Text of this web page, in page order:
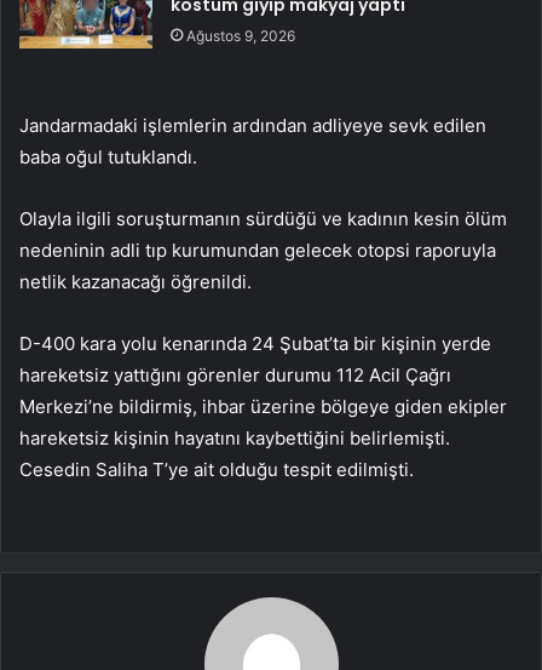
kostüm giyip makyaj yaptı
Ağustos 9, 2026
Jandarmadaki işlemlerin ardından adliyeye sevk edilen
baba oğul tutuklandı.
Olayla ilgili soruşturmanın sürdüğü ve kadının kesin ölüm
nedeninin adli tıp kurumundan gelecek otopsi raporuyla
netlik kazanacağı öğrenildi.
D-400 kara yolu kenarında 24 Şubat’ta bir kişinin yerde
hareketsiz yattığını görenler durumu 112 Acil Çağrı
Merkezi’ne bildirmiş, ihbar üzerine bölgeye giden ekipler
hareketsiz kişinin hayatını kaybettiğini belirlemişti.
Cesedin Saliha T’ye ait olduğu tespit edilmişti.